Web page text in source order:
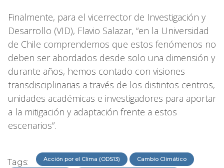
Finalmente, para el vicerrector de Investigación y
Desarrollo (VID), Flavio Salazar, “en la Universidad
de Chile comprendemos que estos fenómenos no
deben ser abordados desde solo una dimensión y
durante años, hemos contado con visiones
transdisciplinarias a través de los distintos centros,
unidades académicas e investigadores para aportar
a la mitigación y adaptación frente a estos
escenarios”.
Tags: Acción por el Clima (ODS13) Cambio Climático